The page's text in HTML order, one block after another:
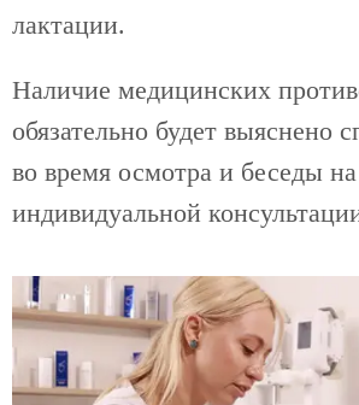
лактации.
Наличие медицинских
обязательно будет выяснено
во время осмотра и беседы на
индивидуальной